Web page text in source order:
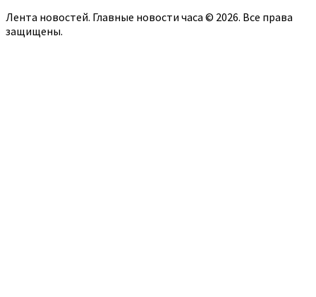
Лента новостей. Главные новости часа © 2026. Все права
защищены.